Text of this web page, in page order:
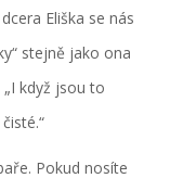
Eliška se nás
stejně jako ona
když jsou to
Pokud nosíte